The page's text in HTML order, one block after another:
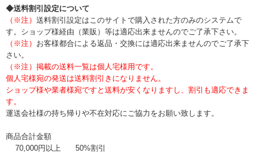
◆送料割引設定について
（※注） 送料割引設定はこのサイトで購入された方のみのシステムで
す。ショップ様経由（業販）等は適応出来ませんのでご了承下さい。
（※注） お客様都合による返品・交換には適応出来ませんのでご了承下
さい。
（※注）掲載の送料一覧は個人宅様用です。
個人宅様宛の発送は送料割引きになりません。
ショップ様や業者様宛ですと送料が安くなりますし、割引も適応できま
す。
運送会社様の持ち帰りや不在対応にご協力をお願い致します。
商品合計金額
70,000円以上
50%割引